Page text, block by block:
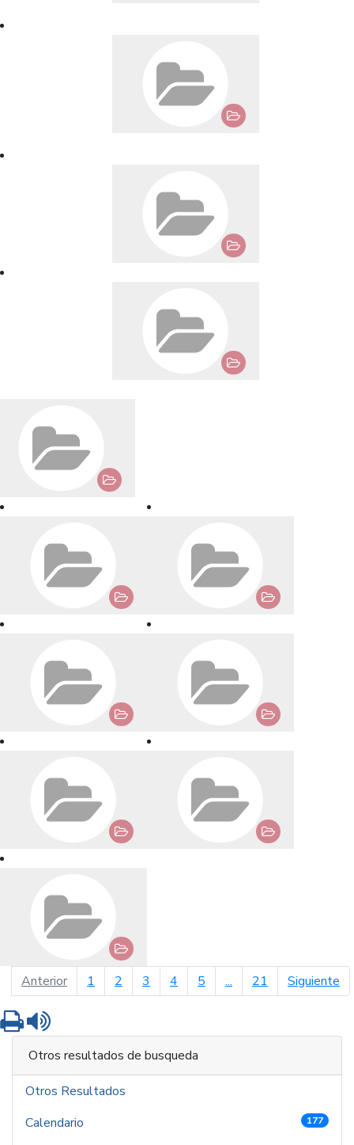
Anteriorpágina anterior
1 2 3 4 5 ... 21 Siguiente
Imprimir
Otros resultados de busqueda
Otros Resultados
Calendario
177